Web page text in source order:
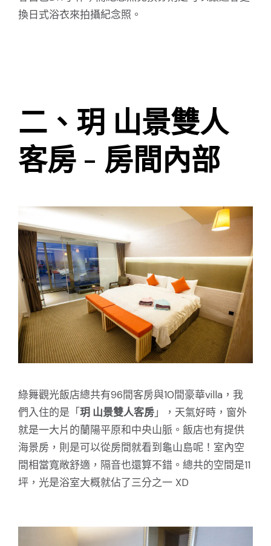
換日式浴衣來拍攝紀念照。
二、玥 山景雙人
客房 - 房間內部
綠舞觀光飯店總共有96間客房與10間豪華villa，我
們入住的是「玥 山景雙人客房」，天氣好時，窗外
就是一大片的蘭陽平原和中央山脈。飯店也有提供
海景房，則是可以從房間就看到龜山島呢！室內空
間相當寬敞舒適，隔音也還算不錯。總共的空間是11
坪，光是浴室大概就佔了三分之一 XD